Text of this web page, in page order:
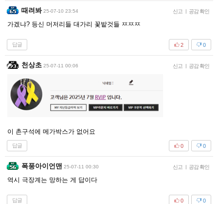
때려봐 25-07-10 23:54 신고 | 공감 확인
가겠냐? 등신 머저리들 대가리 꽃밭것들 ㅉㅉㅉ
답글 0
2
천상초 25-07-11 00:06 신고 | 공감 확인
이 촌구석에 메가박스가 없어요
답글 0
0
폭풍아이언맨 25-07-11 00:30 신고 | 공감 확인
역시 극장계는 망하는 게 답이다
답글 0
0